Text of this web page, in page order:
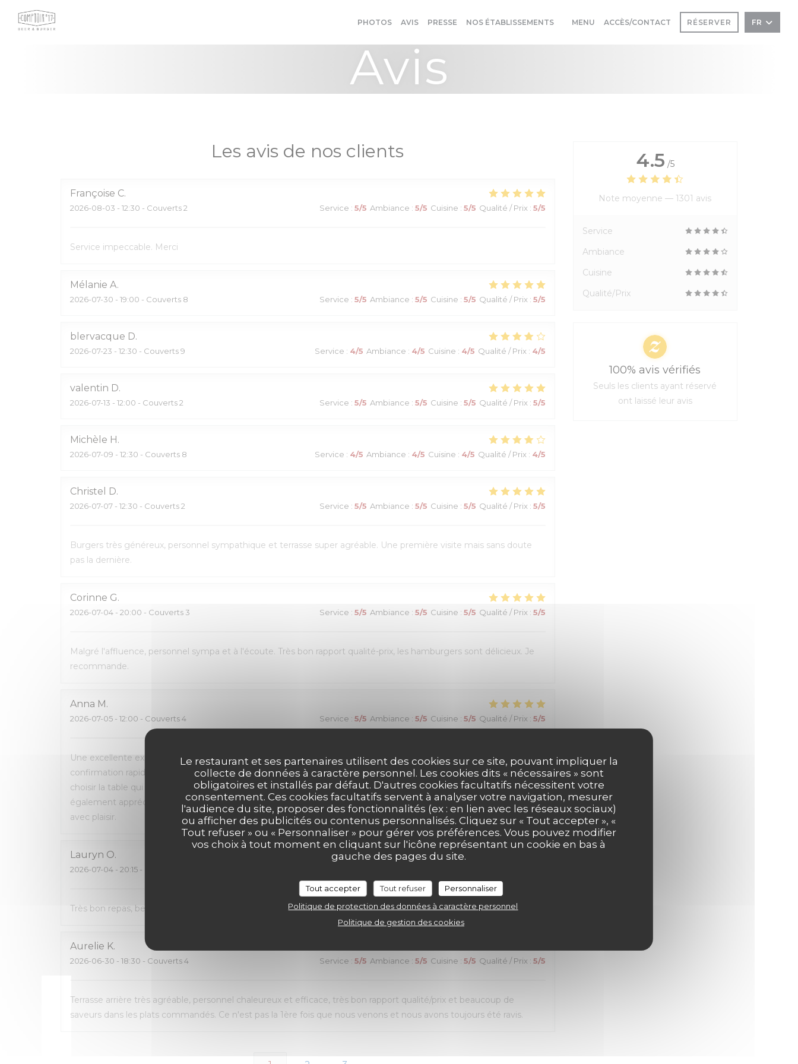
Personnalisation de vos choix en matière de cookies
Le restaurant et ses partenaires utilisent des cookies sur ce site, pouvant impliquer la
collecte de données à caractère personnel. Les cookies dits « nécessaires » sont
obligatoires et installés par défaut. D'autres cookies facultatifs nécessitent votre
consentement. Ces cookies facultatifs servent à analyser votre navigation, mesurer
l'audience du site, proposer des fonctionnalités (ex : en lien avec les réseaux sociaux)
ou afficher des publicités ou contenus personnalisés. Cliquez sur « Tout accepter », «
Tout refuser » ou « Personnaliser » pour gérer vos préférences. Vous pouvez modifier
vos choix à tout moment en cliquant sur l'icône représentant un cookie en bas à
gauche des pages du site.
Tout accepter Tout refuser
Personnaliser
Politique de protection des données à caractère personnel
Politique de gestion des cookies
PHOTOS AVIS PRESSE NOS ÉTABLISSEMENTS
((OUVRE UNE NOUVELLE FENÊTRE))
MENU((OUVRE UNE NOUVELLE FENÊTRE))
ACCÈS/CONTACT RÉSERVER FR
Avis
Les avis de nos clients
Françoise C
2026-08-03 - 12:30 - Couverts 2 Service : 5/5 Ambiance : 5/5 Cuisine : 5/5 Qualité / Prix : 5/5
Service impeccable. Merci
Mélanie A
2026-07-30 - 19:00 - Couverts 8 Service : 5/5 Ambiance : 5/5 Cuisine : 5/5 Qualité / Prix : 5/5
blervacque D
2026-07-23 - 12:30 - Couverts 9 Service : 4/5 Ambiance : 4/5 Cuisine : 4/5 Qualité / Prix : 4/5
valentin D
2026-07-13 - 12:00 - Couverts 2 Service : 5/5 Ambiance : 5/5 Cuisine : 5/5 Qualité / Prix : 5/5
Michèle H
2026-07-09 - 12:30 - Couverts 8 Service : 4/5 Ambiance : 4/5 Cuisine : 4/5 Qualité / Prix : 4/5
Christel D
2026-07-07 - 12:30 - Couverts 2 Service : 5/5 Ambiance : 5/5 Cuisine : 5/5 Qualité / Prix : 5/5
Burgers très généreux, personnel sympathique et terrasse super agréable. Une première visite mais sans doute
pas la dernière.
Corinne G
2026-07-04 - 20:00 - Couverts 3 Service : 5/5 Ambiance : 5/5 Cuisine : 5/5 Qualité / Prix : 5/5
Malgré l'affluence, personnel sympa et à l'écoute. Très bon rapport qualité-prix, les hamburgers sont délicieux. Je
recommande.
Anna M
2026-07-05 - 12:00 - Couverts 4 Service : 5/5 Ambiance : 5/5 Cuisine : 5/5 Qualité / Prix : 5/5
Une excellente expérience du début à la fin. La réservation en ligne était très simple et fluide, avec une
confirmation rapide par e-mail et SMS. L’accueil était chaleureux et le personnel très à l’écoute. Nous avons pu
choisir la table qui nous convenait le mieux. Les burgers étaient excellents et le service impeccable. Nous avons
également apprécié de pouvoir emporter ce qui n’avait pas été terminé. Une adresse que nous recommandons
avec plaisir.
Lauryn O
2026-07-04 - 20:15 - Couverts 2
Très bon repas, beau cadre, carte avec pas mal de choix. Mais un peu d’attente pour le service des plats
Aurelie K
2026-06-30 - 18:30 - Couverts 4 Service : 5/5 Ambiance : 5/5 Cuisine : 5/5 Qualité / Prix : 5/5
Terrasse arrière très agréable, personnel chaleureux et efficace, très bon rapport qualité/prix et beaucoup de
saveurs dans les plats commandés. Ce n'est pas la 1ère fois que nous venons et nous avons toujours été ravis.
4.5 /5
Note moyenne — 1301 avis
Service
Ambiance
Cuisine
Qualité/Prix
100% avis vérifiés
Seuls les clients ayant réservé
ont laissé leur avis